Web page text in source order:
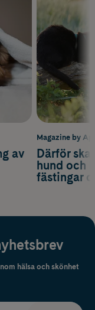
Magazine by
Därför
hund och
fästingar
av
hälsa och skönhet